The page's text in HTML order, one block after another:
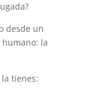
desde un
humano: la
tienes: